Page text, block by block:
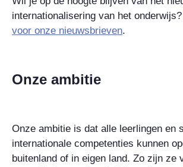
internationalisering van het onderwijs?
voor onze nieuwsbrieven.
Onze ambitie
Onze ambitie is dat alle leerlingen en
internationale competenties kunnen
buitenland of in eigen land. Zo zijn ze